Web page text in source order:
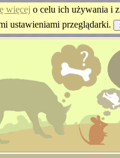
więcej o celu ich używania i
ustawieniami przeglądarki.